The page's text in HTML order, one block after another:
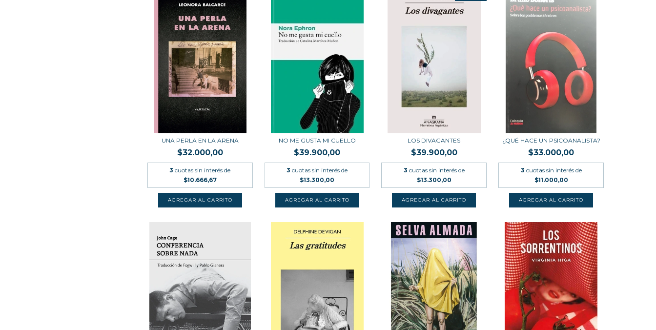
UNA PERLA EN LA ARENA
$32.000,00
3 cuotas sin interés de
$10.666,67
NO ME GUSTA MI CUELLO
$39.900,00
3 cuotas sin interés de
$13.300,00
LOS DIVAGANTES
$39.900,00
3 cuotas sin interés de
$13.300,00
¿QUÉ HACE UN PSICOANALISTA?
$33.000,00
3 cuotas sin interés de
$11.000,00